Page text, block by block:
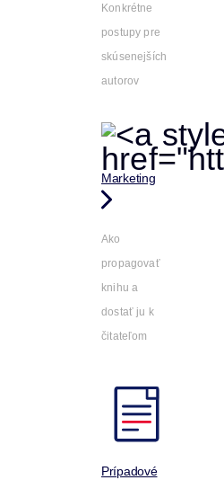
Konkrétne
postupy pre
skúsenejších
autorov
Marketing
Ako
propagovať
knihu a
dostať ju k
čitateľom
Prípadové